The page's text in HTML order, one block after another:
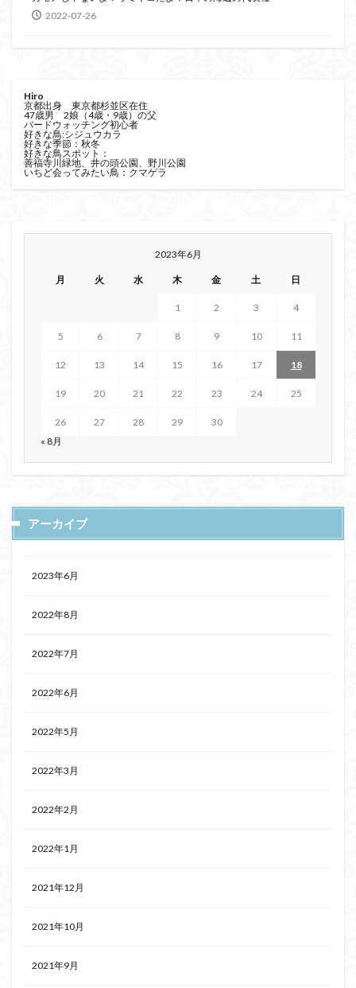
2022-07-26
Hiro
京都出身 東京都杉並区在住
47歳男 2娘（4歳・9歳）の父
バードウォッチング初心者
好きな鳥:シジュウカラ
好きな季節：秋冬
好きな鳥スポット：
善福寺川緑地、井の頭公園、野川公園
いちど会ってみたい鳥：クマゲラ
2023年6月
月 火 水 木 金 土 日
1 2 3 4
5 6 7 8 9 10 11
12 13 14 15 16 17 18
19 20 21 22 23 24 25
26 27 28 29
30
« 8月
アーカイブ
2023年6月
2022年8月
2022年7月
2022年6月
2022年5月
2022年3月
2022年2月
2022年1月
2021年12月
2021年10月
2021年9月